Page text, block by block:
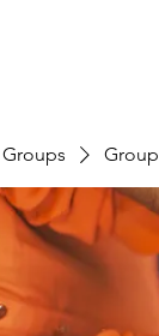
Groups Group